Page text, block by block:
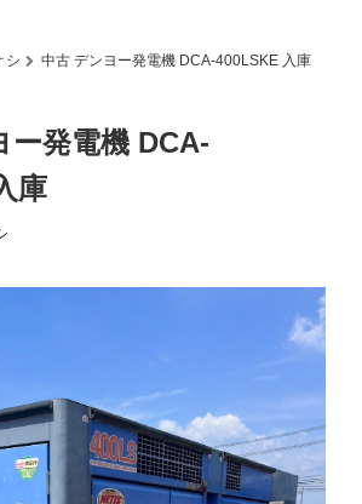
o
n
シ 中古 デンヨー発電機 DCA-400LSKE 入庫
ー発電機 DCA-
庫